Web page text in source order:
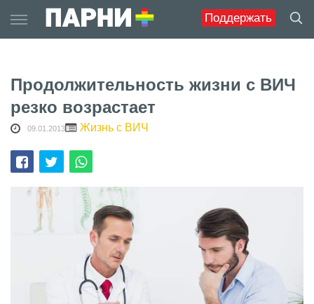
Поддержать
to
content
Продолжительность жизни с ВИЧ
резко возрастает
09.01.2013 Жизнь с ВИЧ